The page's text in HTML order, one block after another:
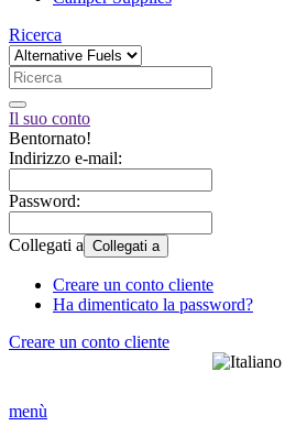
Ricerca
Il suo conto
Bentornato!
Indirizzo e-mail:
Password:
Collegati a Collegati a
Creare un conto cliente
Ha dimenticato la password?
Creare un conto cliente
menù